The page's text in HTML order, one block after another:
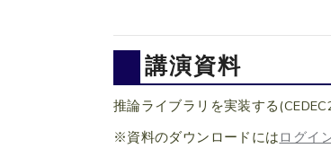
講演資料
推論ライブラリを実装する
※資料のダウンロードには ログイ